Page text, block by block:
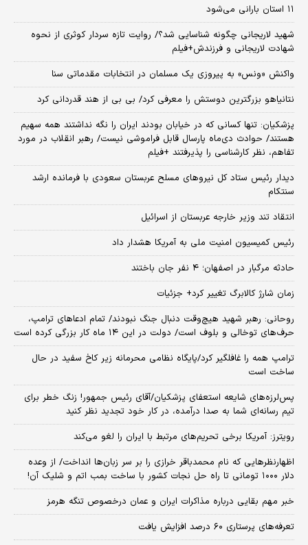
۱۱ استان بارانی می‌شود
شهید لاریجانی چگونه شناسایی شد؟/ روایت تازه سردار کوثری از نحوه
شهادت لاریجانی و فرزندش+فیلم
واکنش «ونس» به پیروزی یک مسلمان در انتخابات مقدماتی سنا
نتانیاهو بزرگترین دوستش را معرفی کرد/ بی بی از هند قدردانی کرد
پزشکیان: تنها کسانی که در خیابان بودند ایران را نگه نداشتند همه سهیم
هستند/ حوادث دی‌ماه پارسال قابل فراموشی نیست/ رهبر انقلاب در مورد
تفاهم، نظر کارشناسی را پذیرفتند +فیلم
دیدار رئیس ستاد کل نیروهای مسلح عربستان سعودی با فرمانده ارشد
سنتکام
انتقاد تند وزیر خارجه عربستان از اسرائیل
رئیس کمیسیون امنیت ملی به آمریکا هشدار داد
حادثه مرگبار در اصفهان؛ ۴ نفر جان باختند
زمان شارژ کالابرگ تغییر کرد+ جزئیات
روحانی: رهبر شهید هیچ‌وقت دنبال جنگ نبودند/ تمام ادعاهای ترامپ،
حرف‌های توخالی و بلوف است/ دولت در این ۱۴ ماه کار بزرگی کرده است
ترامپ همه را غافلگیر کرد/پایگاه نظامی محرمانه زیر کاخ سفید در حال
ساخت است
پس‌لرزه‌های شایعه استعفای پزشکیان/آقای رئیس جمهور! زنگ خطر برای
تیم رسانه‌ای شما به صدا درآمده، در کار خود تجدید نظر کنید
رویترز: آمریکا برخی تحریم‌های مرتبط با ایران را لغو می‌کند
اظهارنظرهایی که نام محمدباقر خرازی را بر سر زبان‌ها انداخت/ از وعده
دلار ۱۰۰۰ تومانی تا راه حل نجات کشور با ساخت بمب اتم و شلیک آن!
خبر مهم بقایی درباره مذاکرات ایران و عمان درخصوص تنگه هرمز
تعرفه‌های پرستاری ۶۰ درصد افزایش یافت